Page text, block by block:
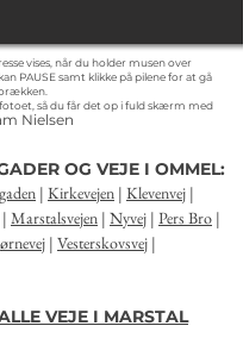
vises, når du holder musen over
PAUSE samt klikke på pilene for at gå
fotoet, så du får det op i fuld skærm med
Nielsen
OG VEJE I OMMEL:
| Kirkevejen | Klevenvej |
| Marstalsvejen | Nyvej | Pers Bro |
| Vesterskovsvej |
VEJE I MARSTAL